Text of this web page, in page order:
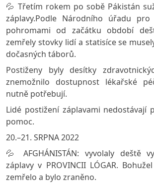
💦 Třetím rokem po sobě Pákistán
záplavy.Podle Národního úřadu
pohromami od začátku období
zemřely stovky lidí a statisíce se
dočasných táborů.
Postiženy byly desítky
znemožnilo dostupnost lékařské
nutně potřebují.
Lidé postižení záplavami nedostávají
pomoc.
20.–21. SRPNA 2022
💦 AFGHÁNISTÁN: vyvolaly deště
záplavy v PROVINCII LÓGAR.
zemřelo a bylo zraněno.